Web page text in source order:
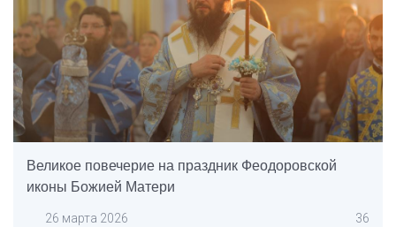
Великое повечерие на праздник Феодоровской
иконы Божией Матери
26 марта 2026 36